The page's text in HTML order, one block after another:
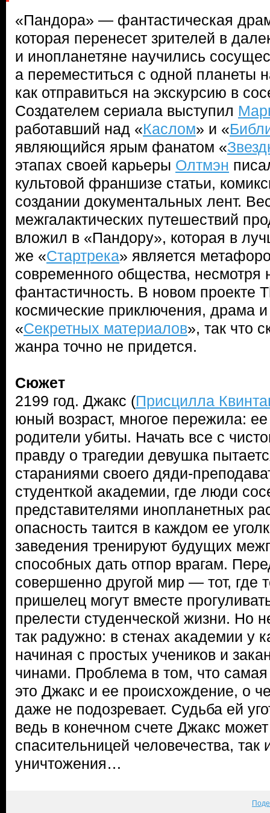
«Пандора» — фантастическая
которая перенесет зрителей в
и инопланетяне научились
а переместиться с одной планеты
как отправиться на экскурсию в
Создателем сериала выступил
работавший над «Каслом» и «
являющийся ярым фанатом «
этапах своей карьеры Олтмэн
культовой франшизе статьи,
создании документальных лент.
межгалактических путешествий
вложил в «Пандору», которая в
же «Стартрека» является
современного общества, несмотря
фантастичность. В новом проекте
космические приключения, драма
«Секретных материалов», так что
жанра точно не придется.
Сюжет
2199 год. Джакс (Присцилла
юный возраст, многое пережила:
родители убиты. Начать все с
правду о трагедии девушка
стараниями своего дяди-
студенткой академии, где люди
представителями инопланетных
опасность таится в каждом ее
заведения тренируют будущих
способных дать отпор врагам.
совершенно другой мир — тот, где
пришелец могут вместе
прелести студенческой жизни. Но
так радужно: в стенах академии у
начиная с простых учеников и
чинами. Проблема в том, что
это Джакс и ее происхождение, о
даже не подозревает. Судьба ей
ведь в конечном счете Джакс может
спасительницей человечества, так
уничтожения…